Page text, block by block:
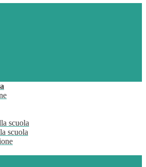
scuola
scuola